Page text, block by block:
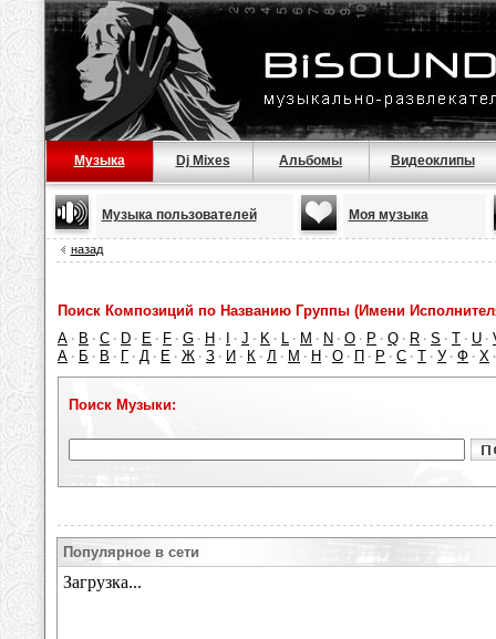
Музыка Dj Mixes Альбомы Видеоклипы
Музыка пользователей Моя музыка
назад
Поиск Композиций по Названию Группы (Имени
A · B · C · D · E · F · G · H · · J · K · L · M · N · O · P · Q · R · S · T · U ·
А · Б · В · Г · Д · Е · Ж · З · И · К · Л · М · Н · О · П · Р · С · Т · У · Ф · Х
Поиск Музыки:
Популярное в сети